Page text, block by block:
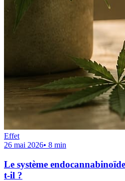
Effet
26 mai 2026• 8 min
Le système
t-il ?